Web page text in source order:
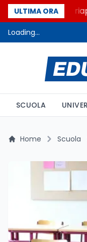
ULTIMA ORA
Camere in ferie,
Loading...
SCUOLA
Home Scuola